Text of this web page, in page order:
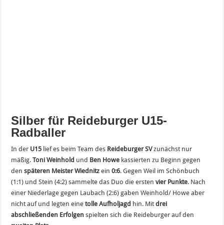
Silber für Reideburger U15-
Radballer
In der U15 lief es beim Team des Reideburger SVzunächst nur
mäßig.Toni Weinhold und Ben Howe kassierten zu Beginn gegen
denspäteren Meister Wiednitz ein0:6. Gegen Weil im Schönbuch
(1:1) und Stein (4:2) sammelte das Duo die erstenvier Punkte. Nach
einer Niederlage gegen Laubach (2:6) gaben Weinhold/ Howe aber
nicht auf und legten einetolle Aufholjagd hin. Mitdrei
abschließenden Erfolgenspielten sich die Reideburger auf den